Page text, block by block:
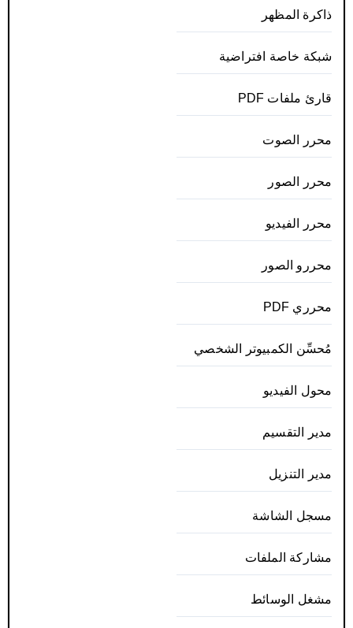
ذاكرة المظهر
شبكة خاصة افتراضية
قارئ ملفات PDF
محرر الصوت
محرر الصور
محرر الفيديو
محررو الصور
محرري PDF
مُحسِّن الكمبيوتر الشخصي
محول الفيديو
مدير التقسيم
مدير التنزيل
مسجل الشاشة
مشاركة الملفات
مشغل الوسائط